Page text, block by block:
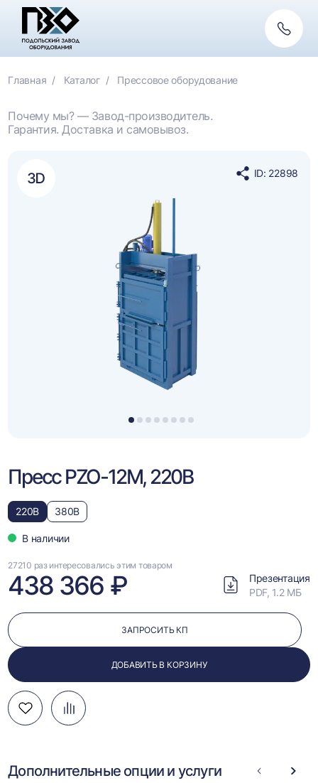
связь
Главная Каталог Прессовое оборудование
Почему мы? — Завод-производитель.
Гарантия. Доставка и самовывоз.
1 2 3 4 5 6 7 8
ID: 22898
Пресс PZO-12М, 220В
220В 380В
В наличии
27210 раз интересовались этим товаром
438 366 ₽
Презентация
PDF, 1.2 МБ
ЗАПРОСИТЬ КП
ДОБАВИТЬ В КОРЗИНУ
Добавить
в
Добавить
в
Перейти
к
Дополнительные опции и услуги
Стрелка